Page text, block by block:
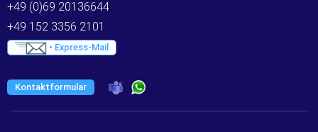
+49 (0)69 20136644
+49 152 3356 2101
• Express-Mail
Kontaktformular